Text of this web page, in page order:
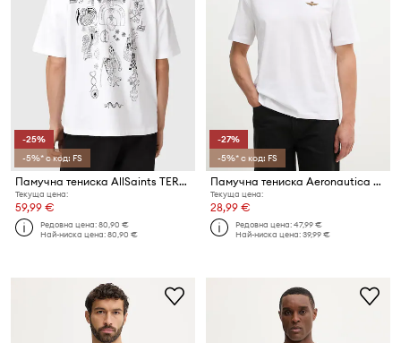
-25%
-5%* с код: FS
Памучна тениска AllSaints TERRA
Текуща цена:
59,99 €
Редовна цена:80,90 €
Най-ниска цена:80,90 €
-27%
-5%* с код: FS
Памучна тениска Aeronautica Militare
Текуща цена:
28,99 €
Редовна цена:47,99 €
Най-ниска цена:39,99 €